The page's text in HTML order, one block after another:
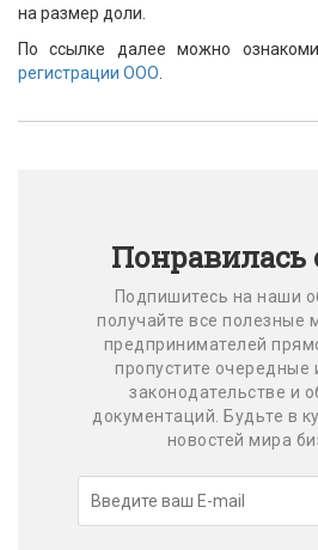
на размер доли.
По ссылке далее можно
регистрации ООО
Понравилась
Подпишитесь на наши
получайте все полезные
предпринимателей
пропустите очередные
законодательстве и
документаций. Будьте в
новостей мира